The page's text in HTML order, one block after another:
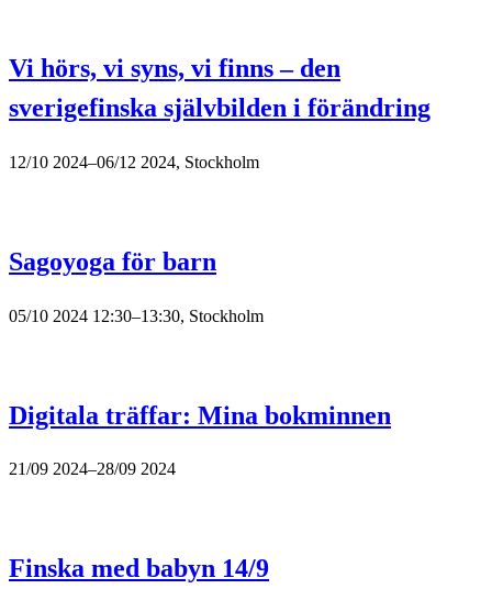
Vi hörs, vi syns, vi finns – den
sverigefinska självbilden i förändring
12/10 2024–06/12 2024, Stockholm
Sagoyoga för barn
05/10 2024 12:30–13:30, Stockholm
Digitala träffar: Mina bokminnen
21/09 2024–28/09 2024
Finska med babyn 14/9